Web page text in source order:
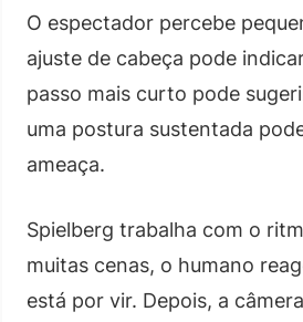
O espectador percebe
ajuste de cabeça pode
passo mais curto pode
uma postura sustentada
ameaça.
Spielberg trabalha com o
muitas cenas, o humano
está por vir. Depois, a